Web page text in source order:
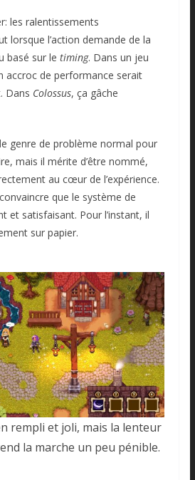
les ralentissements
lorsque l’action demande de la
basé sur le timing. Dans un jeu
accroc de performance serait
Dans Colossus, ça gâche
genre de problème normal pour
mais il mérite d’être nommé,
au cœur de l’expérience.
que le système de
et satisfaisant. Pour l’instant, il
sur papier.
rempli et joli, mais la lenteur
la marche un peu pénible.